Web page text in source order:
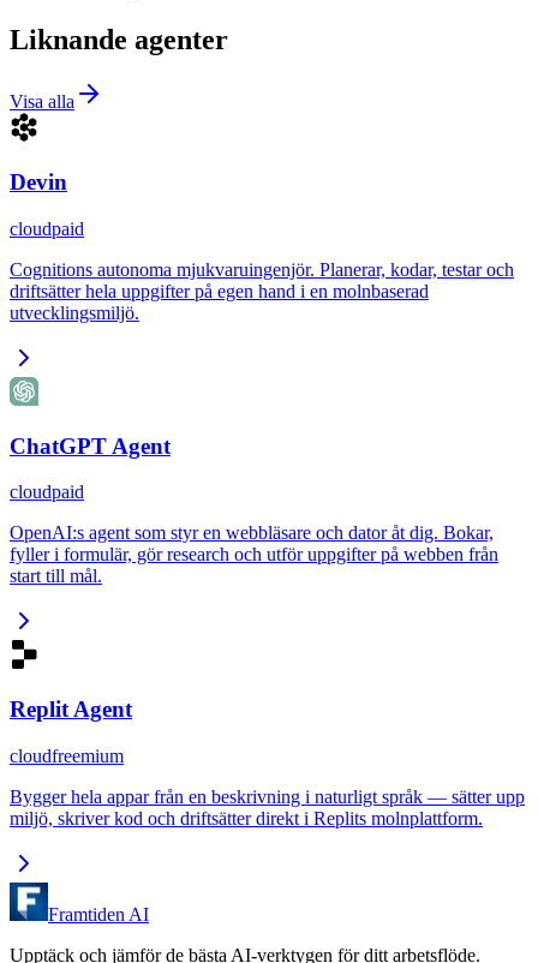
Liknande agenter
Visa alla
Devin
cloudpaid
Cognitions autonoma mjukvaruingenjör. Planerar, kodar, testar och
driftsätter hela uppgifter på egen hand i en molnbaserad
utvecklingsmiljö.
ChatGPT Agent
cloudpaid
OpenAI:s agent som styr en webbläsare och dator åt dig. Bokar,
fyller i formulär, gör research och utför uppgifter på webben från
start till mål.
Replit Agent
cloudfreemium
Bygger hela appar från en beskrivning i naturligt språk — sätter upp
miljö, skriver kod och driftsätter direkt i Replits molnplattform.
Framtiden AI
Upptäck och jämför de bästa AI-verktygen för ditt arbetsflöde.